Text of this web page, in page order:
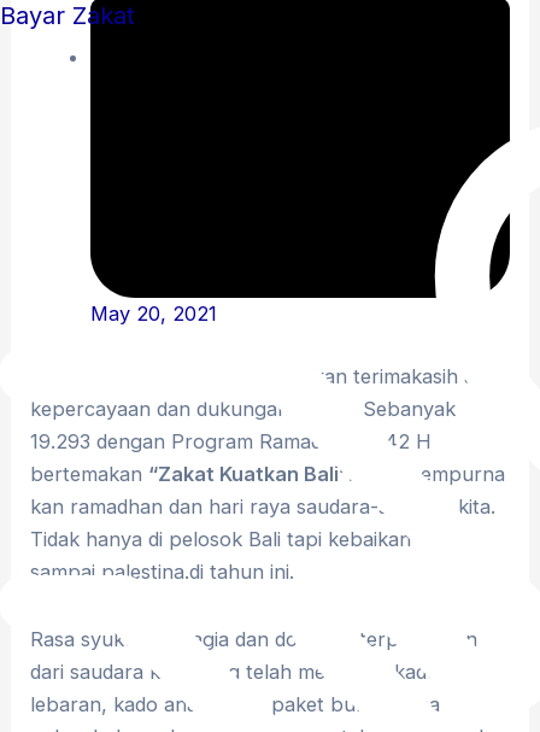
May 20, 2021
Alhamdulillah. Kami mengucapkan terimakasih atas
kepercayaan dan dukungan Sobat. Sebanyak
19.293 dengan Program Ramadhan 1442 H
bertemakan “Zakat Kuatkan Bali” . telah sempurna
kan ramadhan dan hari raya saudara-saudara kita.
Tidak hanya di pelosok Bali tapi kebaikan Anda
sampai palestina.di tahun ini.
Rasa syukur, bahagia dan doa juga terpanjatkan
dari saudara kita, yang telah menerima kado spesial
lebaran, kado anak ceria, paket buka puasa
Bayar Zakat